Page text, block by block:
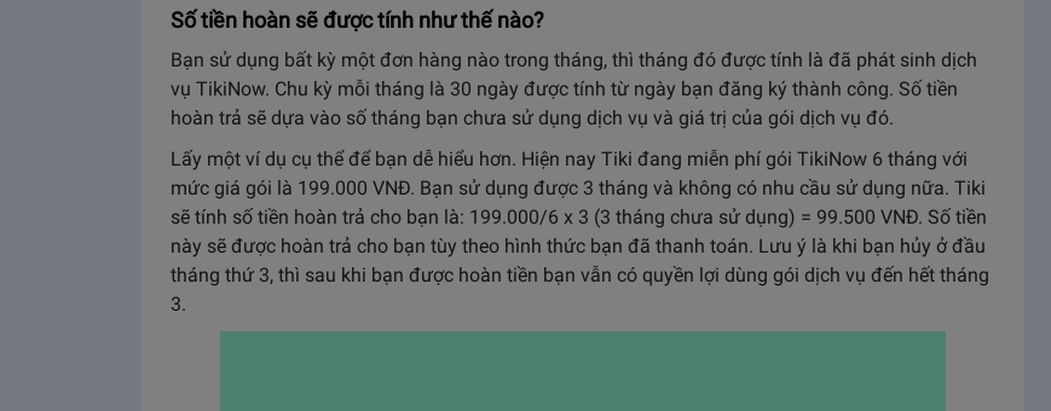
Số tiền hoàn sẽ được tính như thế nào?
Bạn sử dụng bất kỳ một đơn hàng nào trong tháng, thì tháng đó được tính là đã phát sinh dịch
vụ TikiNow. Chu kỳ mỗi tháng là 30 ngày được tính từ ngày bạn đăng ký thành công. Số tiền
hoàn trả sẽ dựa vào số tháng bạn chưa sử dụng dịch vụ và giá trị của gói dịch vụ đó.
Lấy một ví dụ cụ thể để bạn dễ hiểu hơn. Hiện nay Tiki đang miễn phí gói TikiNow 6 tháng với
mức giá gói là 199.000 VNĐ. Bạn sử dụng được 3 tháng và không có nhu cầu sử dụng nữa. Tiki
sẽ tính số tiền hoàn trả cho bạn là: 199.000/6 x 3 (3 tháng chưa sử dụng) = 99.500 VNĐ. Số tiền
này sẽ được hoàn trả cho bạn tùy theo hình thức bạn đã thanh toán. Lưu ý là khi bạn hủy ở đầu
tháng thứ 3, thì sau khi bạn được hoàn tiền bạn vẫn có quyền lợi dùng gói dịch vụ đến hết tháng
3.